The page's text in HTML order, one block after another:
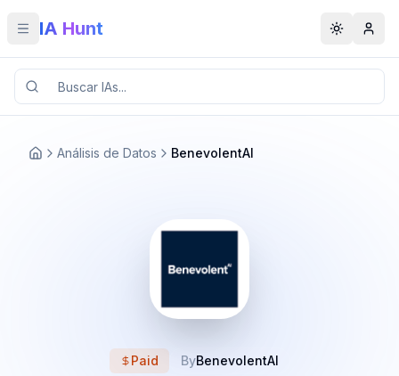
Toggle menu
IA Hunt Toggle
Análisis de Datos BenevolentAI
Paid ByBenevolentAI